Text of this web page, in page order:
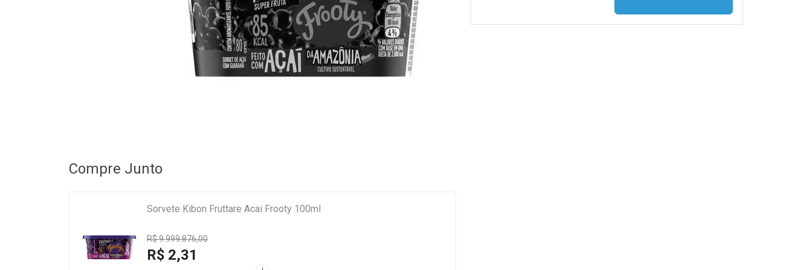
Compre Junto
Sorvete Kibon Fruttare Acai Frooty 100ml
R$ 9.999.876,00
R$ 2,31